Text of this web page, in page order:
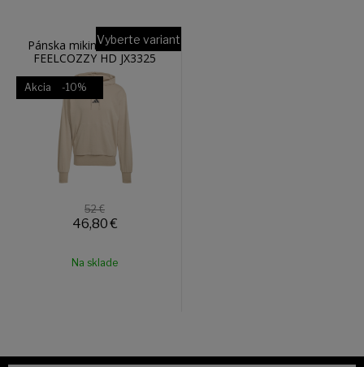
Pánska mikina ADIDAS M
FEELCOZZY HD JX3325
Akcia -10%
52 €
46,80€
Vyberte variant
Na sklade